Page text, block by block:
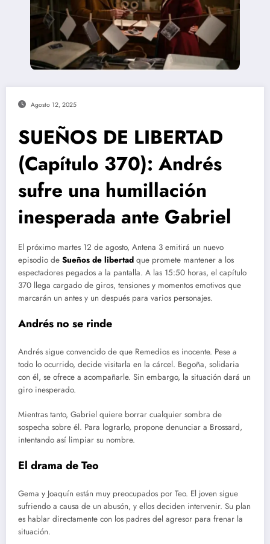
Agosto 12, 2025
SUEÑOS DE LIBERTAD
(Capítulo 370): Andrés
sufre una humillación
inesperada ante Gabriel
El próximo martes 12 de agosto, Antena 3 emitirá un nuevo
episodio de Sueños de libertad que promete mantener a los
espectadores pegados a la pantalla. A las 15:50 horas, el capítulo
370 llega cargado de giros, tensiones y momentos emotivos que
marcarán un antes y un después para varios personajes.
Andrés no se rinde
Andrés sigue convencido de que Remedios es inocente. Pese a
todo lo ocurrido, decide visitarla en la cárcel. Begoña, solidaria
con él, se ofrece a acompañarle. Sin embargo, la situación dará un
giro inesperado.
Mientras tanto, Gabriel quiere borrar cualquier sombra de
sospecha sobre él. Para lograrlo, propone denunciar a Brossard,
intentando así limpiar su nombre.
El drama de Teo
Gema y Joaquín están muy preocupados por Teo. El joven sigue
sufriendo a causa de un abusón, y ellos deciden intervenir. Su plan
es hablar directamente con los padres del agresor para frenar la
situación.